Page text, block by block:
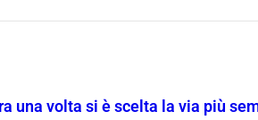
una volta si è scelta la via più